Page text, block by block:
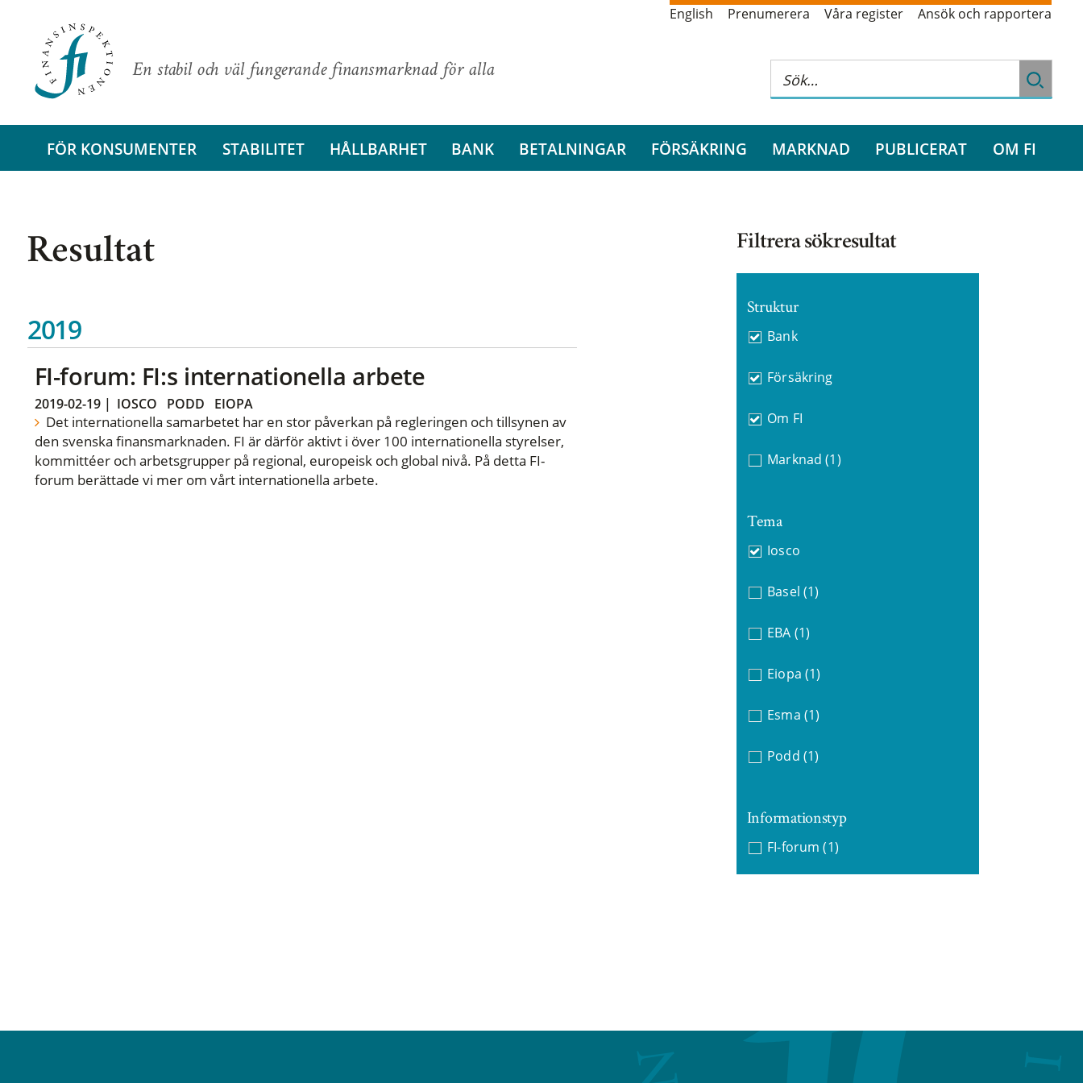
En stabil och väl fungerande finansmarknad för alla
English Prenumerera Våra register Ansök och rapportera
FÖR KONSUMENTER STABILITET HÅLLBARHET BANK BETALNINGAR FÖRSÄKRING MARKNAD PUBLICERAT OM FI
Resultat
2019
FI-forum: FI:s internationella arbete
2019-02-19| IOSCO PODD EIOPA
Det internationella samarbetet har en stor påverkan på regleringen och tillsynen av
den svenska finansmarknaden. FI är därför aktivt i över 100 internationella styrelser,
kommittéer och arbetsgrupper på regional, europeisk och global nivå. På detta FI-
forum berättade vi mer om vårt internationella arbete.
Filtrera sökresultat
Struktur
Bank
Försäkring
Om FI
Marknad (1)
Tema
Iosco
Basel (1)
EBA (1)
Eiopa (1)
Esma (1)
Podd (1)
Informationstyp
FI-forum (1)